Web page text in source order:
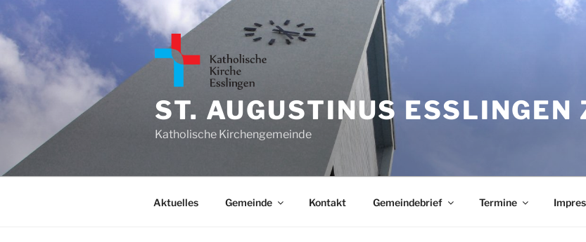
Inhalt
springen
ST. AUGUSTINUS ESSLINGEN
Katholische Kirchengemeinde
Aktuelles Gemeinde Kontakt Gemeindebrief Termine